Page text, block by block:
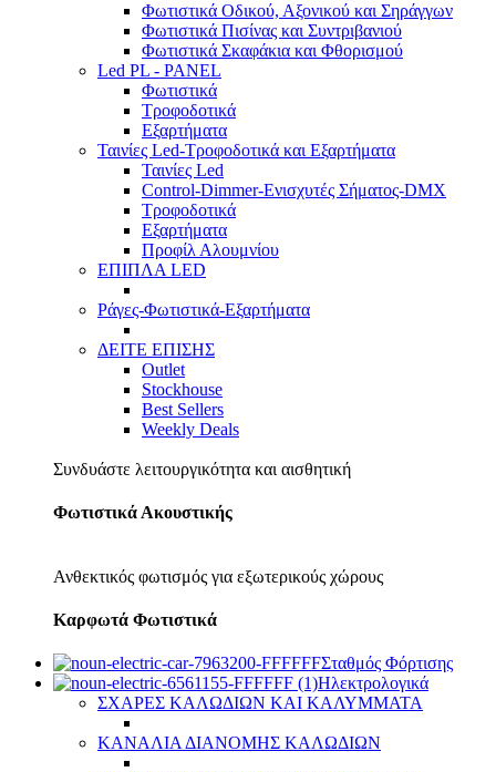
Φωτιστικά Οδικού, Αξονικού και Σηράγγων
Φωτιστικά Πισίνας και Συντριβανιού
Φωτιστικά Σκαφάκια και Φθορισμού
Led PL - PANEL
Φωτιστικά
Τροφοδοτικά
Εξαρτήματα
Ταινίες Led-Τροφοδοτικά και Εξαρτήματα
Ταινίες Led
Control-Dimmer-Ενισχυτές Σήματος-DMX
Τροφοδοτικά
Εξαρτήματα
Προφίλ Αλουμνίου
ΕΠΙΠΛΑ LED
Ράγες-Φωτιστικά-Εξαρτήματα
ΔΕΙΤΕ ΕΠΙΣΗΣ
Outlet
Stockhouse
Best Sellers
Weekly Deals
Συνδυάστε λειτουργικότητα και αισθητική
Φωτιστικά Ακουστικής
Ανθεκτικός φωτισμός για εξωτερικούς χώρους
Καρφωτά Φωτιστικά
Σταθμός Φόρτισης
Ηλεκτρολογικά
ΣΧΑΡΕΣ ΚΑΛΩΔΙΩΝ ΚΑΙ ΚΑΛΥΜΜΑΤΑ
ΚΑΝΑΛΙΑ ΔΙΑΝΟΜΗΣ ΚΑΛΩΔΙΩΝ